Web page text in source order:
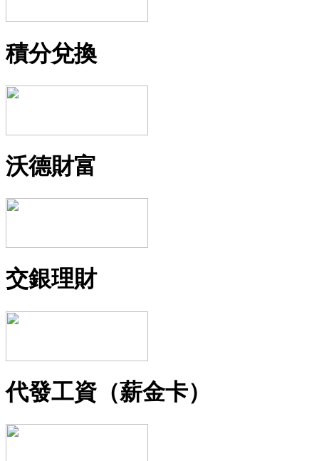
積分兌換
沃德財富
交銀理財
代發工資（薪金卡）